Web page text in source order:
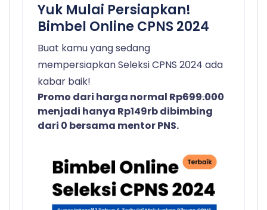
Yuk Mulai Persiapkan!
Bimbel Online CPNS 2024
Buat kamu yang sedang
mempersiapkan Seleksi CPNS 2024 ada
kabar baik!
Promo dari harga normalRp699.000
menjadi hanya Rp149rb dibimbing
dari 0 bersama mentor PNS.